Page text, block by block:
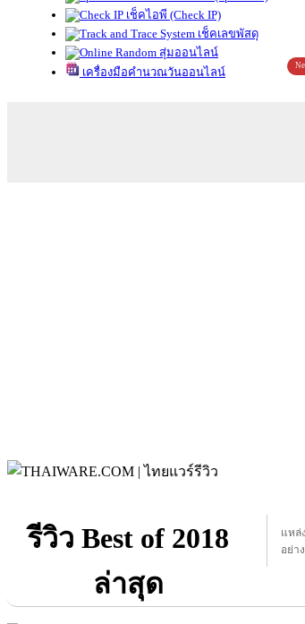
เช็คไอพี (Check IP)
เช็คเลขพัสดุ
สุ่มออนไลน์
เครื่องมือคำนวณวันออนไลน์
รีวิว Best of 2018
ล่าสุด
แหล่
อย่า